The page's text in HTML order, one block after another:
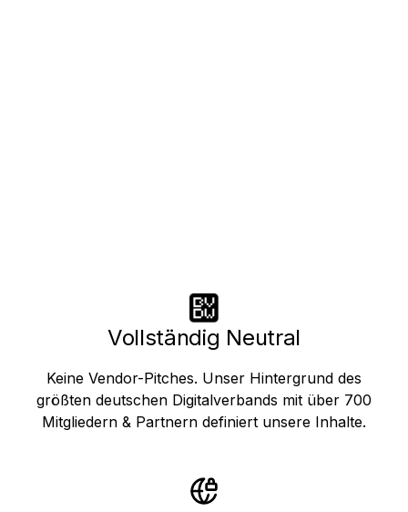
Vollständig Neutral
Keine Vendor-Pitches. Unser Hintergrund des
größten deutschen Digitalverbands mit über 700
Mitgliedern & Partnern definiert unsere Inhalte.